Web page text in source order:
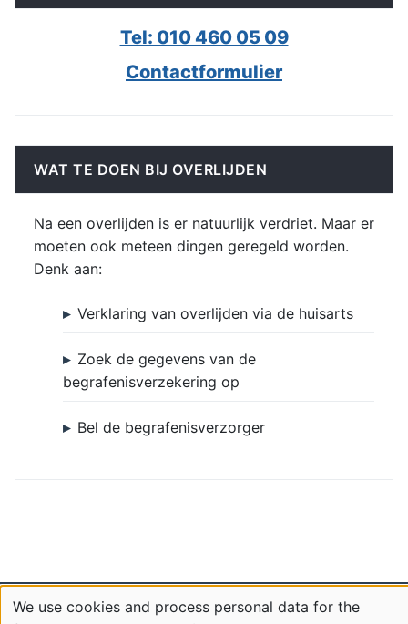
Tel: 010 460 05 09
Contactformulier
WAT TE DOEN BIJ OVERLIJDEN
Na een overlijden is er natuurlijk verdriet. Maar er
moeten ook meteen dingen geregeld worden.
Denk aan:
Verklaring van overlijden via de huisarts
Zoek de gegevens van de
begrafenisverzekering op
Bel de begrafenisverzorger
Mozartlaan 13 | 3131 ES Vlaardingen | Tel: 010 460 05 09 |
We use cookies and process personal data for the